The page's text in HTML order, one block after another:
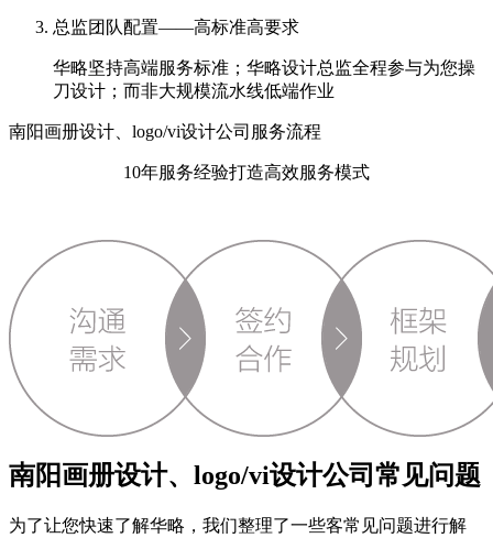
总监团队配置——高标准高要求
华略坚持高端服务标准；华略设计总监全程参与为您操
刀设计；而非大规模流水线低端作业
南阳画册设计、logo/vi设计公司服务流程
10年服务经验打造高效服务模式
南阳画册设计、logo/vi设计公司常见问题
为了让您快速了解华略，我们整理了一些客常见问题进行解